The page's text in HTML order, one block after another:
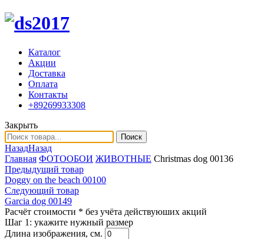
Каталог
Акции
Доставка
Оплата
Контакты
+89269933308
Закрыть
Поиск
НазадНазад
Главная ФОТООБОИ ЖИВОТНЫЕ Christmas dog 00136
Предыдущий товар
Doggy on the beach 00100
Следующий товар
Garcia dog 00149
Расчёт стоимости * без учёта действуюших акций
Шаг 1: укажите нужный размер
Длина изображения, см.